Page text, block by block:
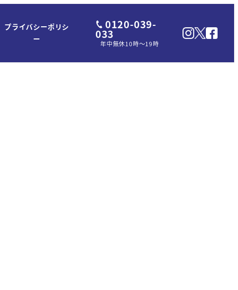
プライバシーポリシ
ー
0120-039-
033
年中無休10時～19時